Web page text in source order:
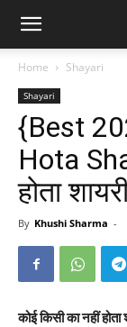
Home Shayari
Shayari
{Best
Hota
होता
By Khushi Sharma -
कोई किसी का नहीं